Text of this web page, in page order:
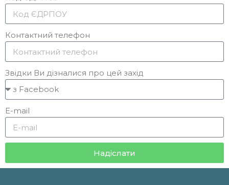
Контактний телефон
Звідки Ви дізналися про цей захід
E-mail
Надіслати